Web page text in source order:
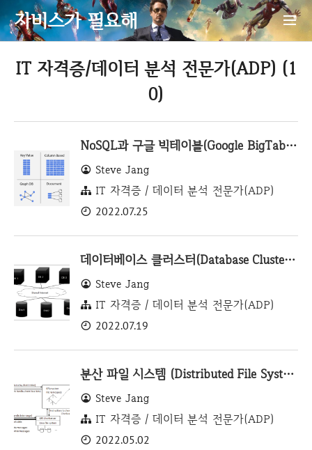
자비스가 필요해
IT 자격증/데이터 분석 전문가(ADP) (1
0)
NoSQL과 구글 빅테이블(Google BigTable) - ADP #10
Steve Jang
IT 자격증 / 데이터 분석 전문가(ADP)
2022.07.25
데이터베이스 클러스터(Database Cluster) - ADP #9
Steve Jang
IT 자격증 / 데이터 분석 전문가(ADP)
2022.07.19
분산 파일 시스템 (Distributed File System) - ADP #8
Steve Jang
IT 자격증 / 데이터 분석 전문가(ADP)
2022.05.02